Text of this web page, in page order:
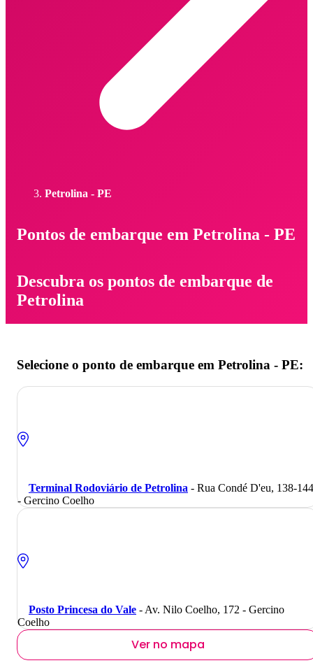
Petrolina - PE
Pontos de embarque em Petrolina - PE
Descubra os pontos de embarque de
Petrolina
Selecione o ponto de embarque em Petrolina - PE:
Terminal Rodoviário de Petrolina - Rua Condé D'eu, 138-144
- Gercino Coelho
Posto Princesa do Vale - Av. Nilo Coelho, 172 - Gercino
Coelho
Ver no mapa